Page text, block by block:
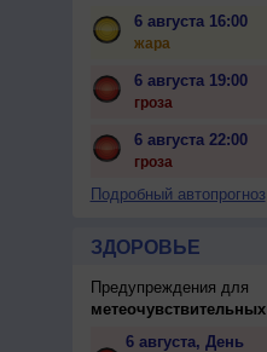
6 августа 16:00
жара
6 августа 19:00
гроза
6 августа 22:00
гроза
Подробный автопрогноз
ЗДОРОВЬЕ
Предупреждения для
метеочувствительных
6 августа, День